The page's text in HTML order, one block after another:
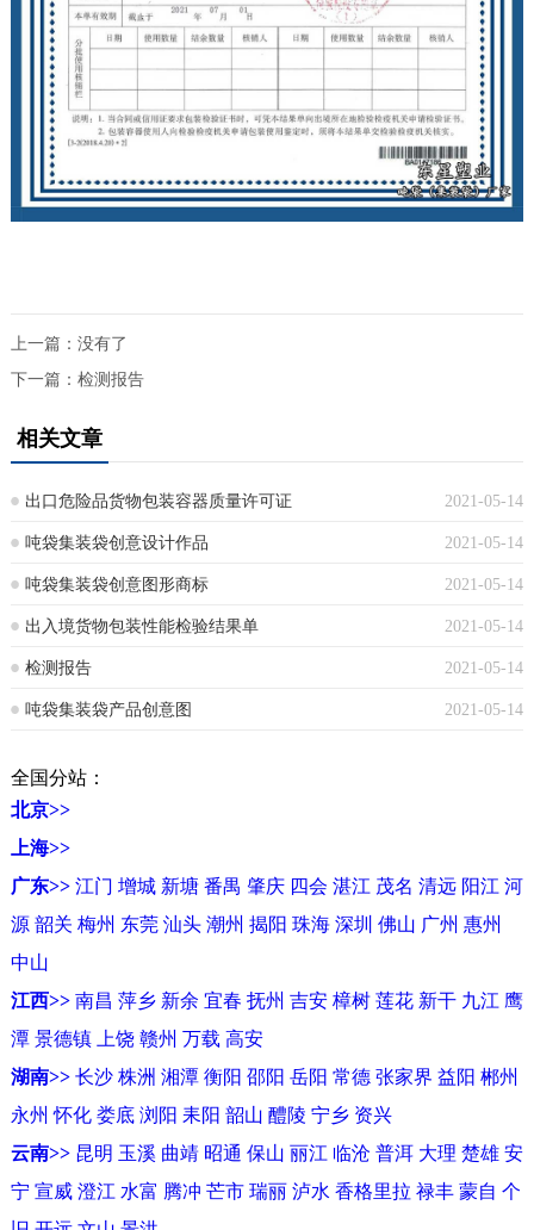
上一篇：没有了
下一篇： 检测报告
相关文章
2021-05-14
出口危险品货物包装容器质量许可证
2021-05-14
吨袋集装袋创意设计作品
2021-05-14
吨袋集装袋创意图形商标
2021-05-14
出入境货物包装性能检验结果单
2021-05-14
检测报告
2021-05-14
吨袋集装袋产品创意图
全国分站：
北京>>
上海>>
广东>> 江门 增城 新塘 番禺 肇庆 四会 湛江 茂名 清远 阳江 河
源 韶关 梅州 东莞 汕头 潮州 揭阳 珠海 深圳 佛山 广州 惠州
中山
江西>> 南昌 萍乡 新余 宜春 抚州 吉安 樟树 莲花 新干 九江 鹰
潭 景德镇 上饶 赣州 万载 高安
湖南>> 长沙 株洲 湘潭 衡阳 邵阳 岳阳 常德 张家界 益阳 郴州
永州 怀化 娄底 浏阳 耒阳 韶山 醴陵 宁乡 资兴
云南>> 昆明 玉溪 曲靖 昭通 保山 丽江 临沧 普洱 大理 楚雄 安
宁 宣威 澄江 水富 腾冲 芒市 瑞丽 泸水 香格里拉 禄丰 蒙自 个